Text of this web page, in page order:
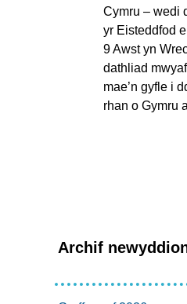
Cymru – wedi
yr Eisteddfod
9 Awst yn
dathliad
mae’n gyfle i
rhan o Gymru
Archif